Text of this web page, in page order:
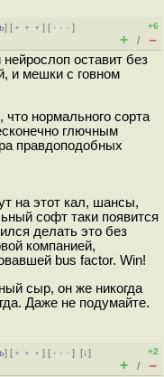
] [ ﹢﹢﹢] [ · · ·]
+6
+ / –
оставит без
и мешки с говном
нормального сорта
глючным
правдоподобных
на этот кал, шансы,
софт таки появится
делать это без
компанией,
bus factor. Win!
сыр, он же никогда
Даже не подумайте.
] [ ﹢﹢﹢] [ · · ·][↓]
+2
+ / –